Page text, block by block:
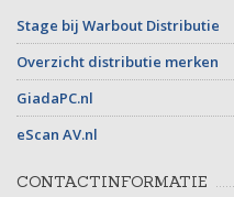
Stage bij Warbout Distributie
Overzicht distributie merken
GiadaPC.nl
eScan AV.nl
CONTACTINFORMATIE